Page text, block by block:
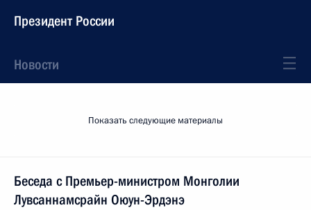
Президент России
Новости
Показать следующие материалы
Беседа с Премьер-министром Монголии
Лувсаннамсрайн Оюун-Эрдэнэ